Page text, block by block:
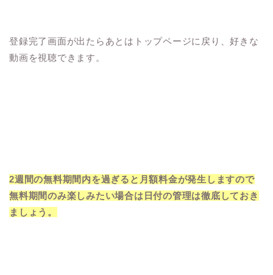
登録完了画面が出たらあとはトップページに戻り、好きな
動画を視聴できます。
2週間の無料期間内を過ぎると月額料金が発生しますので
無料期間のみ楽しみたい場合は日付の管理は徹底しておき
ましょう。